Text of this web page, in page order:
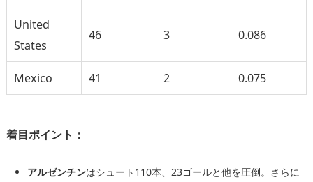
United
States
46 3 0.086
Mexico 41 2 0.075
着目ポイント：
アルゼンチンはシュート110本、23ゴールと他を圧倒。さらに